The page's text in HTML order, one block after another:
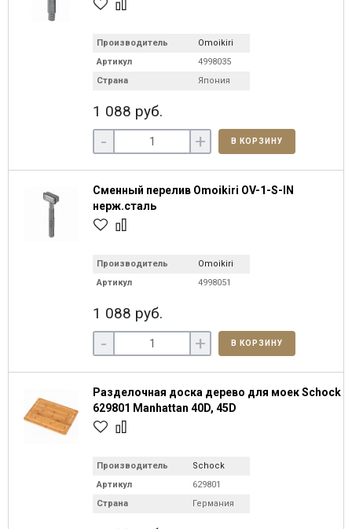
Производитель
Omoikiri
Артикул
4998035
Страна
Япония
1 088 руб.
- + В КОРЗИНУ
Сменный перелив Omoikiri OV-1-S-IN
нерж.сталь
Производитель
Omoikiri
Артикул
4998051
1 088 руб.
- + В КОРЗИНУ
Разделочная доска дерево для моек Schock
629801 Manhattan 40D, 45D
Производитель
Schock
Артикул
629801
Страна
Германия